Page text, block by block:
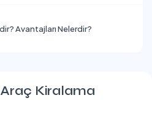
Avantajları Nelerdir?
Kiralama